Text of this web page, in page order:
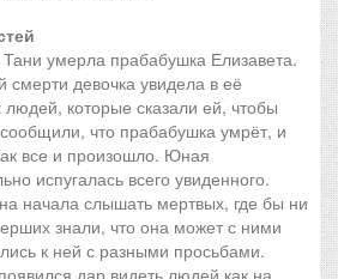
умерла прабабушка Елизавета.
смерти девочка увидела в её
людей, которые сказали ей, чтобы
что прабабушка умрёт, и
все и произошло. Юная
испугалась всего увиденного.
начала слышать мертвых, где бы ни
знали, что она может с ними
к ней с разными просьбами.
дар видеть людей как на